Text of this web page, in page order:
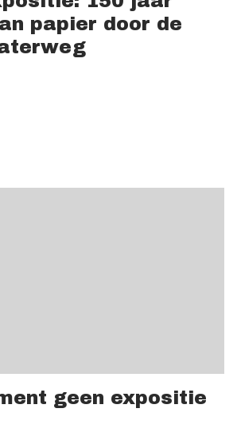
papier door de
geen expositie